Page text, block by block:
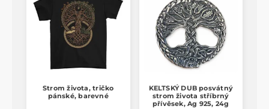
Strom života, tričko
pánské, barevné
KELTSKÝ DUB posvátný
strom života stříbrný
přívěsek, Ag 925, 24g